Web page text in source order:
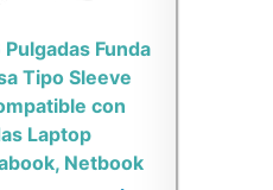
Funda
Tipo Sleeve
con
Laptop
Netbook